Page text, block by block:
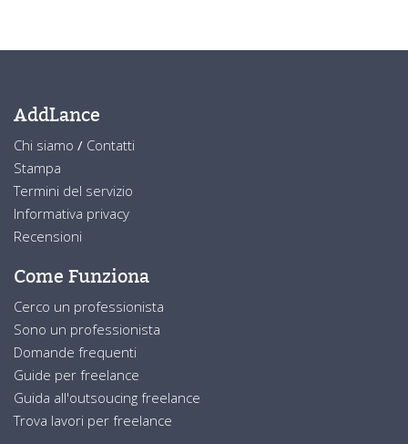
AddLance
Chi siamo / Contatti
Stampa
Termini del servizio
Informativa privacy
Recensioni
Come Funziona
Cerco un professionista
Sono un professionista
Domande frequenti
Guide per freelance
Guida all'outsoucing freelance
Trova lavori per freelance